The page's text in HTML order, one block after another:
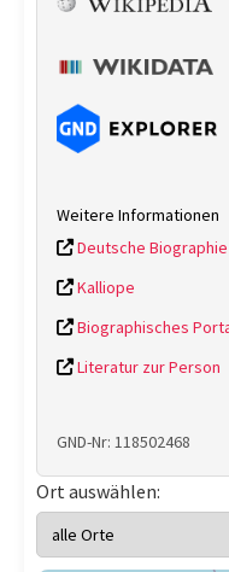
Weitere Informationen
Deutsche Biographie
Kalliope
Biographisches
Literatur zur Person
GND-Nr: 118502468
Ort auswählen: